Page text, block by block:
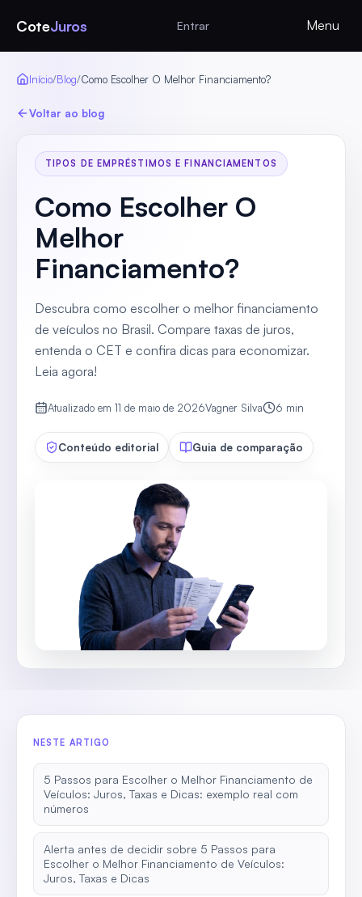
CoteJuros Entrar Menu
Início/Blog/Como Escolher O Melhor Financiamento?
Voltar ao blog
TIPOS DE EMPRÉSTIMOS E FINANCIAMENTOS
Como Escolher O
Melhor
Financiamento?
Descubra como escolher o melhor financiamento
de veículos no Brasil. Compare taxas de juros,
entenda o CET e confira dicas para economizar.
Leia agora!
Atualizado em 11 de maio de 2026Vagner Silva 6 min
Conteúdo editorial Guia de comparação
NESTE ARTIGO
5 Passos para Escolher o Melhor Financiamento de
Veículos: Juros, Taxas e Dicas: exemplo real com
números
Alerta antes de decidir sobre 5 Passos para
Escolher o Melhor Financiamento de Veículos:
Juros, Taxas e Dicas